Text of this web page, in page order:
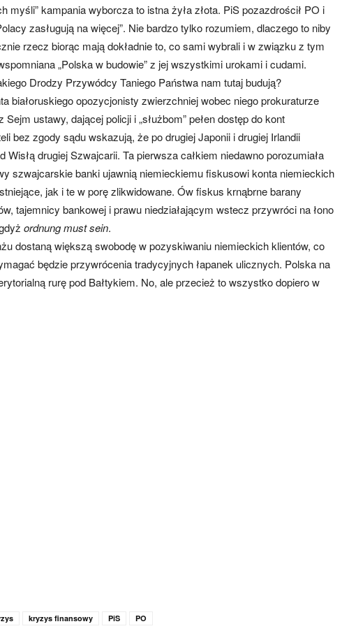
myśli” kampania wyborcza to istna żyła złota. PiS pozazdrościł PO i
zasługują na więcej”. Nie bardzo tylko rozumiem, dlaczego to niby
rzecz biorąc mają dokładnie to, co sami wybrali i w związku z tym
„Polska w budowie” z jej wszystkimi urokami i cudami.
Drodzy Przywódcy Taniego Państwa nam tutaj budują?
białoruskiego opozycjonisty zwierzchniej wobec niego prokuraturze
ustawy, dającej policji i „służbom” pełen dostęp do kont
bez zgody sądu wskazują, że po drugiej Japonii i drugiej Irlandii
Wisłą drugiej Szwajcarii. Ta pierwsza całkiem niedawno porozumiała
szwajcarskie banki ujawnią niemieckiemu fiskusowi konta niemieckich
jak i te w porę zlikwidowane. Ów fiskus krnąbrne barany
tajemnicy bankowej i prawu niedziałającym wstecz przywróci na łono
ordnung must sein.
dostaną większą swobodę w pozyskiwaniu niemieckich klientów, co
będzie przywrócenia tradycyjnych łapanek ulicznych. Polska na
rurę pod Bałtykiem. No, ale przecież to wszystko dopiero w
kryzys finansowy PiS PO